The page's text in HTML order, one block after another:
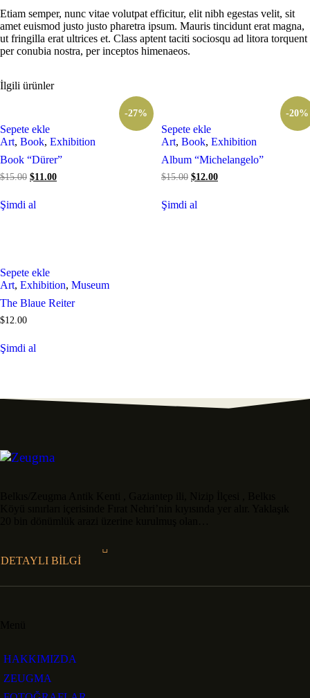
Etiam semper, nunc vitae volutpat efficitur, elit nibh egestas velit, sit
amet euismod justo justo pharetra ipsum. Mauris tincidunt erat magna,
ut fringilla erat ultrices et. Class aptent taciti sociosqu ad litora torquent
per conubia nostra, per inceptos himenaeos.
İlgili ürünler
-27%
Sepete ekle
Art, Book, Exhibition
Book “Dürer”
$15.00 $11.00
Şimdi al
-20%
Sepete ekle
Art, Book, Exhibition
Album “Michelangelo”
$15.00 $12.00
Şimdi al
Sepete ekle
Art, Exhibition, Museum
The Blaue Reiter
$12.00
Şimdi al
DETAYLI BİLGİ
HAKKIMIZDA
ZEUGMA